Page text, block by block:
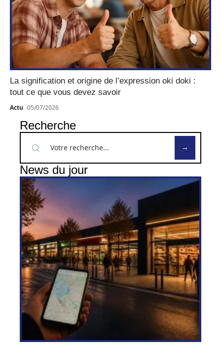
La signification et origine de l’expression oki doki :
tout ce que vous devez savoir
Actu 05/07/2026
Recherche
News du jour